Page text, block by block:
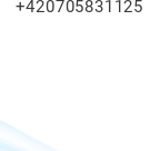
+420705831125